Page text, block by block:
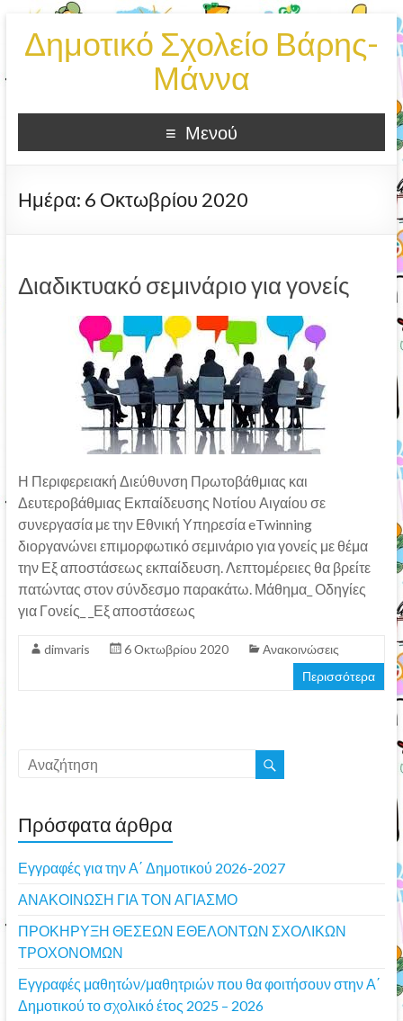
Δημοτικό Σχολείο Βάρης-
Μάννα
Μενού
Ημέρα: 6 Οκτωβρίου 2020
Διαδικτυακό σεμινάριο για γονείς
Η Περιφερειακή Διεύθυνση Πρωτοβάθμιας και
Δευτεροβάθμιας Εκπαίδευσης Νοτίου Αιγαίου σε
συνεργασία με την Εθνική Υπηρεσία eTwinning
διοργανώνει επιμορφωτικό σεμινάριο για γονείς με θέμα
την Εξ αποστάσεως εκπαίδευση. Λεπτομέρειες θα βρείτε
πατώντας στον σύνδεσμο παρακάτω. Μάθημα_ Οδηγίες
για Γονείς_ _Εξ αποστάσεως
dimvaris 6 Οκτωβρίου 2020
Ανακοινώσεις
Περισσότερα
Πρόσφατα άρθρα
Εγγραφές για την Α΄ Δημοτικού 2026-2027
ΑΝΑΚΟΙΝΩΣΗ ΓΙΑ ΤΟΝ ΑΓΙΑΣΜΟ
ΠΡΟΚΗΡΥΞΗ ΘΕΣΕΩΝ ΕΘΕΛΟΝΤΩΝ ΣΧΟΛΙΚΩΝ
ΤΡΟΧΟΝΟΜΩΝ
Εγγραφές μαθητών/μαθητριών που θα φοιτήσουν στην Α΄
Δημοτικού το σχολικό έτος 2025 – 2026